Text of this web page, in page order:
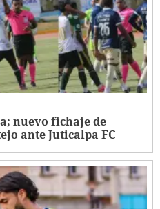
nuevo fichaje de
ante Juticalpa FC